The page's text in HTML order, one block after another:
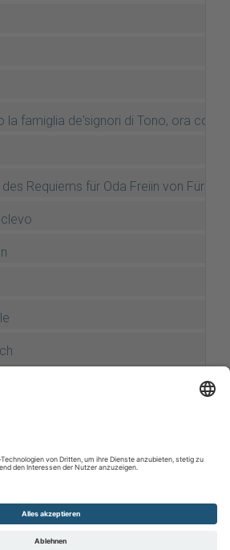
la famiglia de'signori di Tono, ora conti
Requiems für Oda Freiin von
Stammbäume